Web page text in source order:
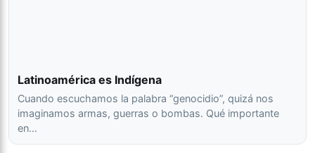
Latinoamérica es Indígena
Cuando escuchamos la palabra “genocidio”, quizá nos
imaginamos armas, guerras o bombas. Qué importante
en…